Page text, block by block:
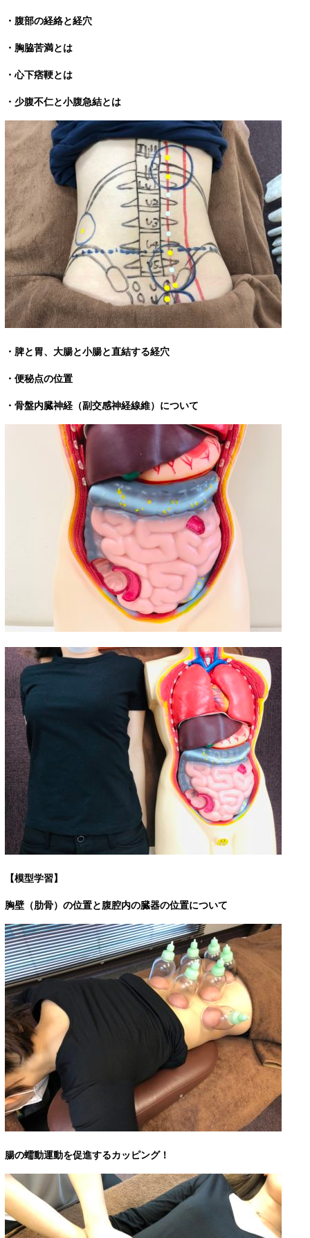
・腹部の経絡と経穴
・胸脇苦満とは
・心下痞鞕とは
・少腹不仁と小腹急結とは
・脾と胃、大腸と小腸と直結する経穴
・便秘点の位置
・骨盤内臓神経（副交感神経線維）について
【模型学習】
胸壁（肋骨）の位置と腹腔内の臓器の位置について
腸の蠕動運動を促進するカッピング！